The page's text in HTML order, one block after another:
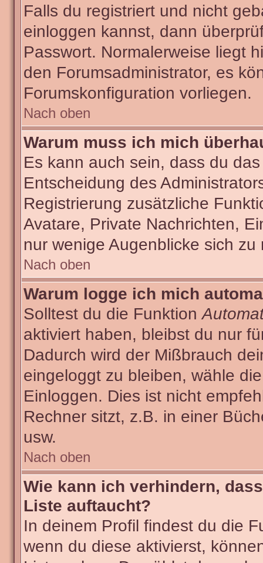
Falls du registriert und nicht
einloggen kannst, dann
Passwort. Normalerweise liegt
den Forumsadministrator, es
Forumskonfiguration vorliegen.
Nach oben
Warum muss ich mich
Es kann auch sein, dass du
Entscheidung des
Registrierung zusätzliche
Avatare, Private Nachrichten,
nur wenige Augenblicke sich
Nach oben
Warum logge ich mich
Solltest du die Funktion
aktiviert haben, bleibst du nur
Dadurch wird der Mißbrauch
eingeloggt zu bleiben, wähle
Einloggen. Dies ist nicht
Rechner sitzt, z.B. in einer
usw.
Nach oben
Wie kann ich verhindern,
Liste auftaucht?
In deinem Profil findest du die
wenn du diese aktivierst,